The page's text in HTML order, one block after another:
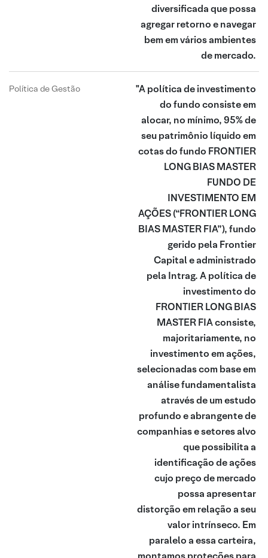
diversificada que possa
agregar retorno e navegar
bem em vários ambientes
de mercado.
Política de Gestão
"A política de investimento
do fundo consiste em
alocar, no mínimo, 95% de
seu patrimônio líquido em
cotas do fundo FRONTIER
LONG BIAS MASTER
FUNDO DE
INVESTIMENTO EM
AÇÕES (“FRONTIER LONG
BIAS MASTER FIA”), fundo
gerido pela Frontier
Capital e administrado
pela Intrag. A política de
investimento do
FRONTIER LONG BIAS
MASTER FIA consiste,
majoritariamente, no
investimento em ações,
selecionadas com base em
análise fundamentalista
através de um estudo
profundo e abrangente de
companhias e setores alvo
que possibilita a
identificação de ações
cujo preço de mercado
possa apresentar
distorção em relação a seu
valor intrínseco. Em
paralelo a essa carteira,